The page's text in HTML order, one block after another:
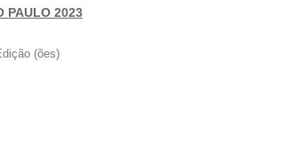
PAULO 2023
(ões)